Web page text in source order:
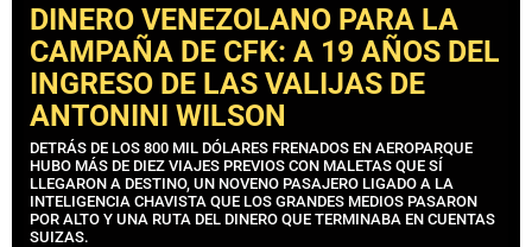
DINERO VENEZOLANO PARA LA
CAMPAÑA DE CFK: A 19 AÑOS DEL
INGRESO DE LAS VALIJAS DE
ANTONINI WILSON
DETRÁS DE LOS 800 MIL DÓLARES FRENADOS EN AEROPARQUE
HUBO MÁS DE DIEZ VIAJES PREVIOS CON MALETAS QUE SÍ
LLEGARON A DESTINO, UN NOVENO PASAJERO LIGADO A LA
INTELIGENCIA CHAVISTA QUE LOS GRANDES MEDIOS PASARON
POR ALTO Y UNA RUTA DEL DINERO QUE TERMINABA EN CUENTAS
SUIZAS.